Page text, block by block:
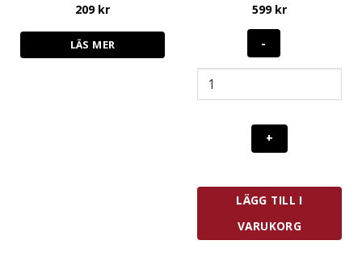
209 kr
LÄS MER
599 kr
Columbia
LÄGG TILL I
VARUKORG